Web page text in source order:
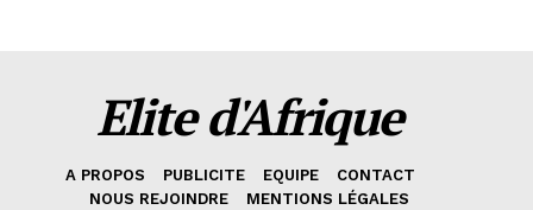
Elite d'Afrique
A PROPOS PUBLICITE EQUIPE
CONTACT
NOUS REJOINDRE
MENTIONS LÉGALES